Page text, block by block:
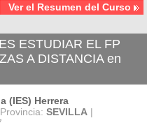
Ver el Resumen del Curso
ESTUDIAR EL FP
A DISTANCIA en
(IES) Herrera
SEVILLA |